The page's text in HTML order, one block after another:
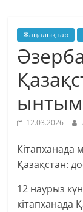
Жаңалықтар
12.03.2026
Кітапханада
Қазақстан:
12 наурыз
кітапханада